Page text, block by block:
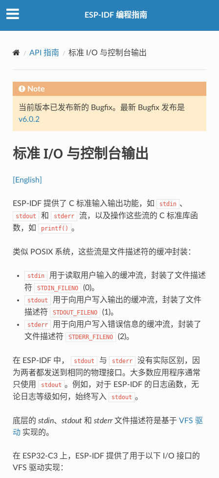
ESP-IDF 编程指南
API 指南 标准 I/O 与控制台输出
Note
当前版本已发布新的 Bugfix。最新 Bugfix 发布是
v6.0.2
标准 I/O 与控制台输出
[English]
ESP-IDF 提供了 C 标准输入输出功能，如 stdin 、
stdout 和 stderr
流，以及操作这些流的 C 标准库函
数，如
printf() 。
类似 POSIX 系统，这些流是文件描述符的缓冲封装：
stdin
用于读取用户输入的缓冲流，封装了文件描述
符
STDIN_FILENO (0)。
stdout
用于向用户写入输出的缓冲流，封装了文件
描述符
STDOUT_FILENO (1)。
stderr
用于向用户写入错误信息的缓冲流，封装了
文件描述符
STDERR_FILENO (2)。
在 ESP-IDF 中， stdout 与 stderr
没有实际区别，因
为两者都发送到相同的物理接口。大多数应用程序通常
只使用
stdout 。例如，对于 ESP-IDF 的日志函数，无
论日志等级如何，始终写入
stdout 。
底层的 stdin、 stdout和 stderr文件描述符是基于 VFS 驱
动实现的。
在 ESP32-C3 上，ESP-IDF 提供了用于以下 I/O 接口的
VFS 驱动实现：